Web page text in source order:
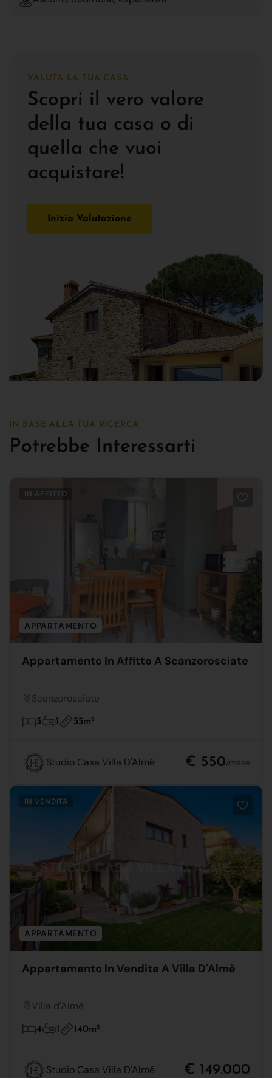
VALUTA LA TUA CASA
Scopri il vero valore
della tua casa o di
quella che vuoi
acquistare!
Inizia Valutazione
IN BASE ALLA TUA RICERCA
Potrebbe Interessarti
IN AFFITTO
APPARTAMENTO
Appartamento In Affitto A Scanzorosciate
Scanzorosciate
3 1 55m2
Studio Casa Villa D'Almé € 550/mese
IN VENDITA
APPARTAMENTO
Appartamento In Vendita A Villa D'Almè
Villa d'Almè
4 1 140m2
Studio Casa Villa D'Almé € 149.000